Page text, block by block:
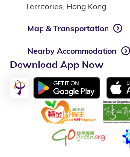
Territories, Hong Kong
Map & Transportation
Nearby Accommodation
Download App Now